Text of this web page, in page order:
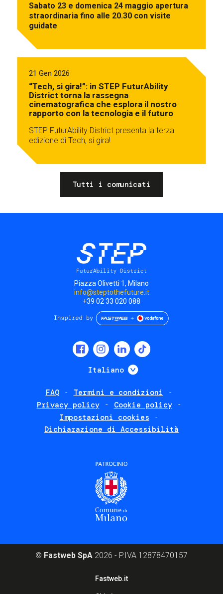
Sabato 23 e domenica 24 maggio apertura
straordinaria fino alle 20.30 con visite
guidate
21 Gen 2026
“Tech, si gira!”: in STEP FuturAbility
District torna la rassegna
cinematografica che esplora il nostro
rapporto con la tecnologia e il futuro
STEP FuturAbility District presenta la terza
edizione di Tech, si gira!
Tutti i comunicati
Piazza Olivetti 1, Milano
info@steptothefuture.it
+39 02 33 020 088
Italiano Mostra ulteriori
FAQ
Termini e condizioni
Privacy policy
Cookie policy
Impostazioni cookies
Dichiarazione di Accessibilità
© Fastweb SpA 2026 - P.IVA 12878470157
Fastweb.it